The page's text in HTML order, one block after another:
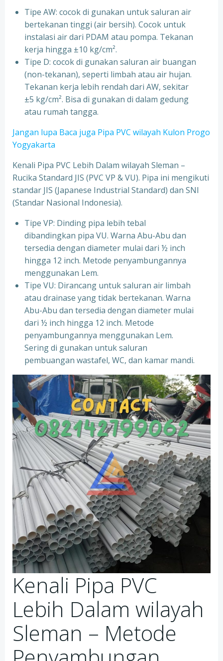
Tipe AW: cocok di gunakan untuk saluran air
bertekanan tinggi (air bersih). Cocok untuk
instalasi air dari PDAM atau pompa. Tekanan
kerja hingga ±10 kg/cm².
Tipe D: cocok di gunakan saluran air buangan
(non-tekanan), seperti limbah atau air hujan.
Tekanan kerja lebih rendah dari AW, sekitar
±5 kg/cm². Bisa di gunakan di dalam gedung
atau rumah tangga.
Jangan lupa Baca juga Pipa PVC wilayah Kulon Progo
Yogyakarta
Kenali Pipa PVC Lebih Dalam wilayah Sleman –
Rucika Standard JIS (PVC VP & VU). Pipa ini mengikuti
standar JIS (Japanese Industrial Standard) dan SNI
(Standar Nasional Indonesia).
Tipe VP: Dinding pipa lebih tebal
dibandingkan pipa VU. Warna Abu-Abu dan
tersedia dengan diameter mulai dari ½ inch
hingga 12 inch. Metode penyambungannya
menggunakan Lem.
Tipe VU: Dirancang untuk saluran air limbah
atau drainase yang tidak bertekanan. Warna
Abu-Abu dan tersedia dengan diameter mulai
dari ½ inch hingga 12 inch. Metode
penyambungannya menggunakan Lem.
Sering di gunakan untuk saluran
pembuangan wastafel, WC, dan kamar mandi.
Kenali Pipa PVC
Lebih Dalam wilayah
Sleman – Metode